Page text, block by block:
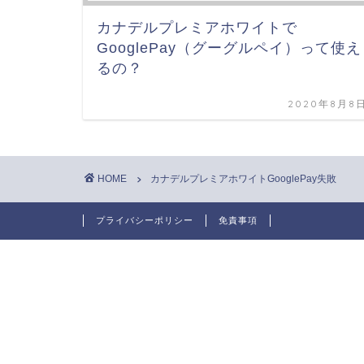
カナデルプレミアホワイトで
GooglePay（グーグルペイ）って使え
るの？
2020年8月8
HOME カナデルプレミアホワイトGooglePay失敗
プライバシーポリシー 免責事項